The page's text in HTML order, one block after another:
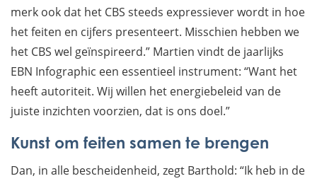
merk ook dat het CBS steeds expressiever wordt in hoe
het feiten en cijfers presenteert. Misschien hebben we
het CBS wel geïnspireerd.” Martien vindt de jaarlijks
EBN Infographic een essentieel instrument: “Want het
heeft autoriteit. Wij willen het energiebeleid van de
juiste inzichten voorzien, dat is ons doel.”
Kunst om feiten samen te brengen
Dan, in alle bescheidenheid, zegt Barthold: “Ik heb in de